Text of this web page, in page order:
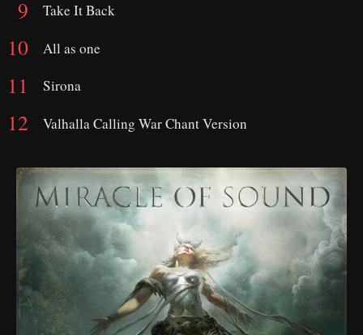
Take It Back
All as one
Sirona
Valhalla Calling War Chant Version